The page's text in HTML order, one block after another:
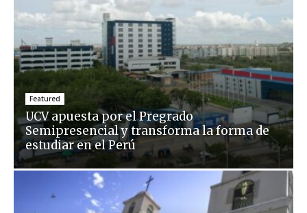
Featured
UCV apuesta por el Pregrado
Semipresencial y transforma la forma de
estudiar en el Perú